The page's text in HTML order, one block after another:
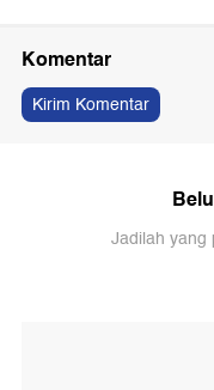
Komentar
Kirim Komentar
Jadilah yang